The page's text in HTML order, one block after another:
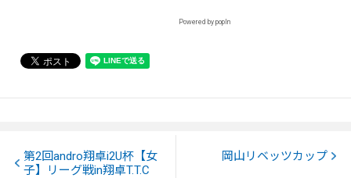
Powered by popIn
第2回andro翔卓i2U杯【女
子】リーグ戦in翔卓T.T.C
岡山リベッツカップ